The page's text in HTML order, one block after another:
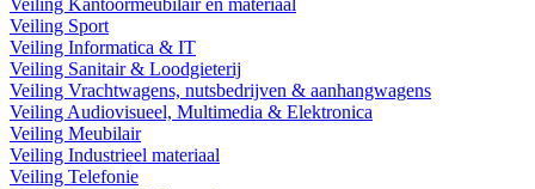
Veiling Kantoormeubilair en materiaal
Veiling Sport
Veiling Informatica & IT
Veiling Sanitair & Loodgieterij
Veiling Vrachtwagens, nutsbedrijven & aanhangwagens
Veiling Audiovisueel, Multimedia & Elektronica
Veiling Meubilair
Veiling Industrieel materiaal
Veiling Telefonie